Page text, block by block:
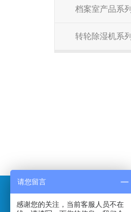
档案室产品系列
转轮除湿机系列
产品中心
请您留言
感谢您的关注，当前客服人员不在